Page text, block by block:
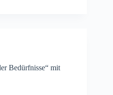
Bedürfnisse“ mit